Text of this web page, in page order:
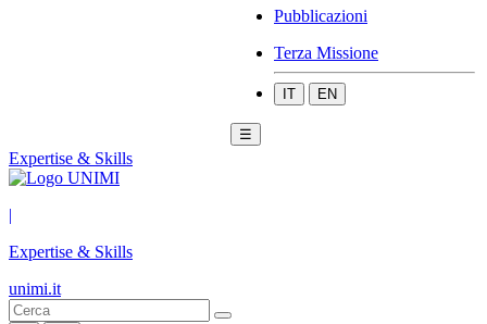
Pubblicazioni
Terza Missione
IT EN
☰
Expertise & Skills
|
Expertise & Skills
unimi.it